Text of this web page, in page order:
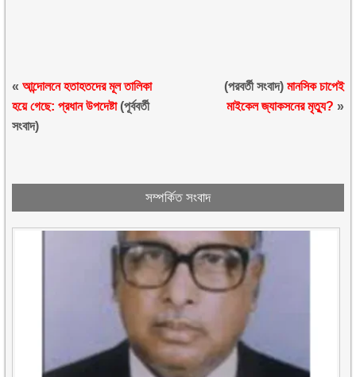
«আন্দোলনে হতাহতদের মূল তালিকা
হয়ে গেছে: প্রধান উপদেষ্টা(পূর্ববর্তী
সংবাদ)
(পরবর্তী সংবাদ) মানসিক চাপেই
মাইকেল জ্যাকসনের মৃত্যু? »
সম্পর্কিত সংবাদ